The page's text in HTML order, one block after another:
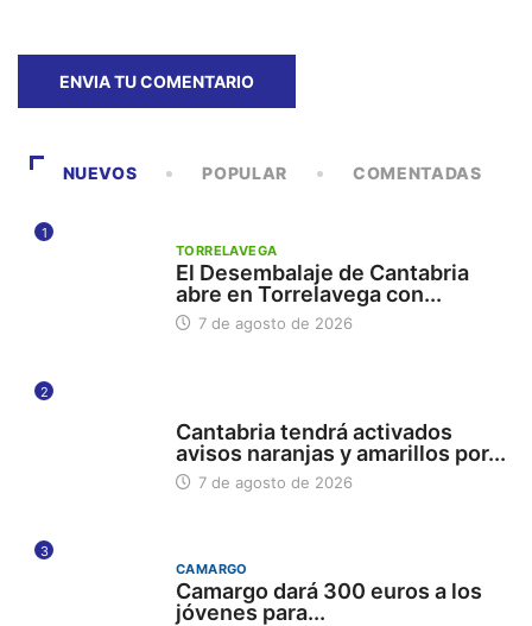
NUEVOS POPULAR COMENTADAS
1
TORRELAVEGA
El Desembalaje de Cantabria
abre en Torrelavega con...
7 de agosto de 2026
2
Cantabria tendrá activados
avisos naranjas y amarillos por...
7 de agosto de 2026
3
CAMARGO
Camargo dará 300 euros a los
jóvenes para...